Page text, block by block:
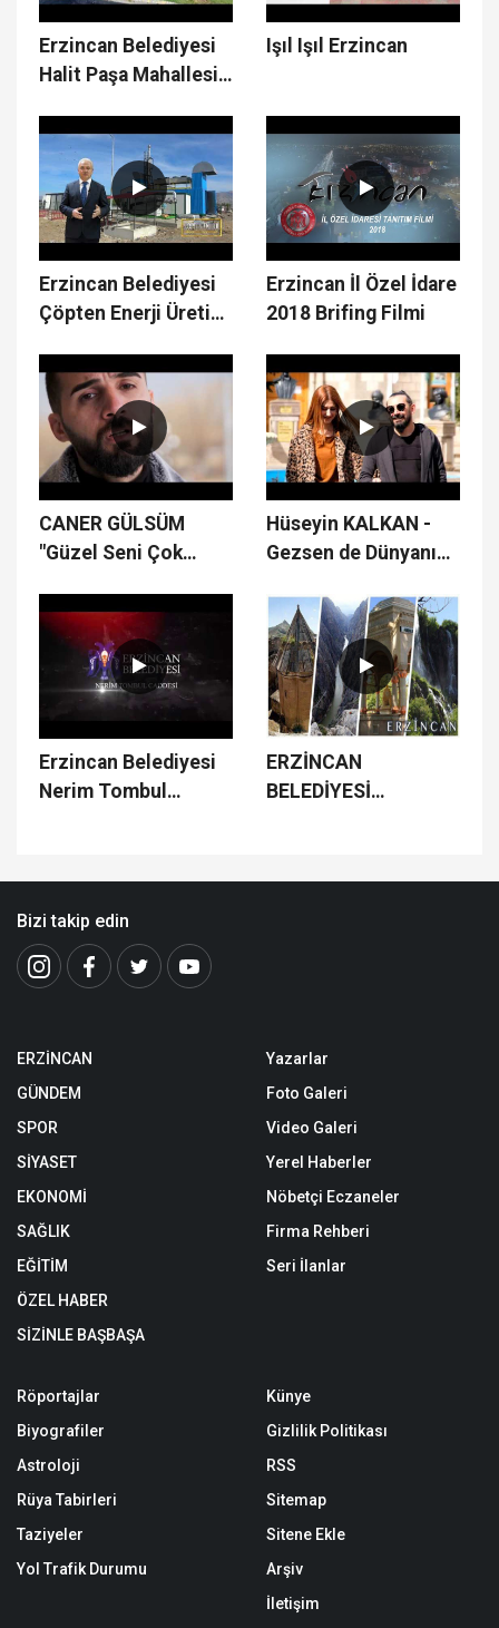
Erzincan Belediyesi
Halit Paşa Mahallesi
Işıl Işıl Erzincan
Erzincan Belediyesi
Çöpten Enerji Üretim
Erzincan İl Özel İdare
2018 Brifing Filmi
CANER GÜLSÜM
"Güzel Seni Çok
Hüseyin KALKAN -
Gezsen de Dünyanın
Erzincan Belediyesi
Nerim Tombul
ERZİNCAN
BELEDİYESİ
Bizi takip edin
ERZİNCAN
GÜNDEM
SPOR
SİYASET
EKONOMİ
SAĞLIK
EĞİTİM
ÖZEL HABER
SİZİNLE BAŞBAŞA
Yazarlar
Foto Galeri
Video Galeri
Yerel Haberler
Nöbetçi Eczaneler
Firma Rehberi
Seri İlanlar
Röportajlar
Biyografiler
Astroloji
Rüya Tabirleri
Taziyeler
Yol Trafik Durumu
Künye
Gizlilik Politikası
RSS
Sitemap
Sitene Ekle
Arşiv
İletişim